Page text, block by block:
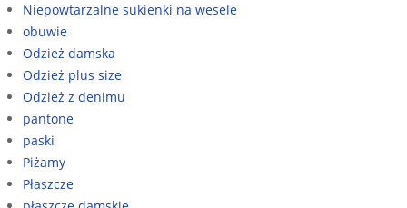
Niepowtarzalne sukienki na wesele
obuwie
Odzież damska
Odzież plus size
Odzież z denimu
pantone
paski
Piżamy
Płaszcze